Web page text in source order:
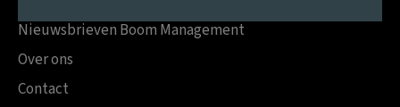
Nieuwsbrieven Boom Management
Over ons
Contact